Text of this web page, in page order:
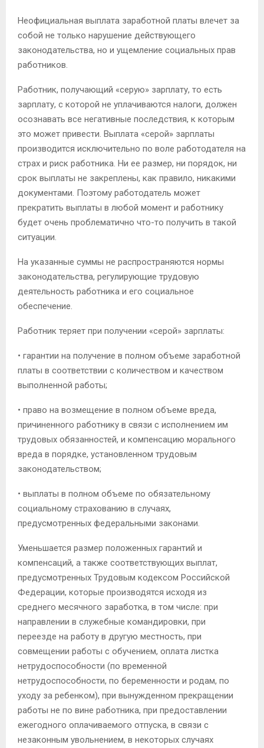
Неофициальная выплата заработной платы влечет за
собой не только нарушение действующего
законодательства, но и ущемление социальных прав
работников.
Работник, получающий «серую» зарплату, то есть
зарплату, с которой не уплачиваются налоги, должен
осознавать все негативные последствия, к которым
это может привести. Выплата «серой» зарплаты
производится исключительно по воле работодателя на
страх и риск работника. Ни ее размер, ни порядок, ни
срок выплаты не закреплены, как правило, никакими
документами. Поэтому работодатель может
прекратить выплаты в любой момент и работнику
будет очень проблематично что-то получить в такой
ситуации.
На указанные суммы не распространяются нормы
законодательства, регулирующие трудовую
деятельность работника и его социальное
обеспечение.
Работник теряет при получении «серой» зарплаты:
• гарантии на получение в полном объеме заработной
платы в соответствии с количеством и качеством
выполненной работы;
• право на возмещение в полном объеме вреда,
причиненного работнику в связи с исполнением им
трудовых обязанностей, и компенсацию морального
вреда в порядке, установленном трудовым
законодательством;
• выплаты в полном объеме по обязательному
социальному страхованию в случаях,
предусмотренных федеральными законами.
Уменьшается размер положенных гарантий и
компенсаций, а также соответствующих выплат,
предусмотренных Трудовым кодексом Российской
Федерации, которые производятся исходя из
среднего месячного заработка, в том числе: при
направлении в служебные командировки, при
переезде на работу в другую местность, при
совмещении работы с обучением, оплата листка
нетрудоспособности (по временной
нетрудоспособности, по беременности и родам, по
уходу за ребенком), при вынужденном прекращении
работы не по вине работника, при предоставлении
ежегодного оплачиваемого отпуска, в связи с
незаконным увольнением, в некоторых случаях